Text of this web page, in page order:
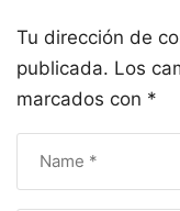
Tu dirección de
publicada. Los
marcados con *